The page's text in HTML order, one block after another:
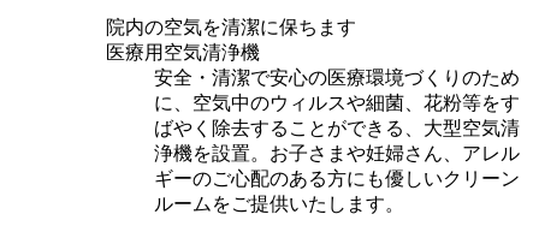
院内の空気を清潔に保ちます
医療用空気清浄機
安全・清潔で安心の医療環境づくりのため
に、空気中のウィルスや細菌、花粉等をす
ばやく除去することができる、大型空気清
浄機を設置。お子さまや妊婦さん、アレル
ギーのご心配のある方にも優しいクリーン
ルームをご提供いたします。